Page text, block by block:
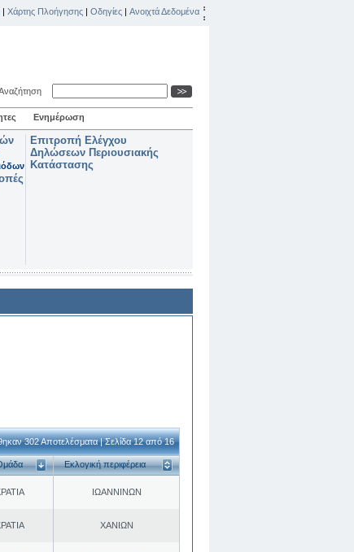
| Χάρτης Πλοήγησης | Οδηγίες | Ανοιχτά Δεδομένα
Ενημέρωση
Επιτροπή Ελέγχου
Δηλώσεων Περιουσιακής
Κατάστασης
302 Αποτελέσματα | Σελίδα 12 από 16
Εκλογική περιφέρεια
ΙΩΑΝΝΙΝΩΝ
ΧΑΝΙΩΝ